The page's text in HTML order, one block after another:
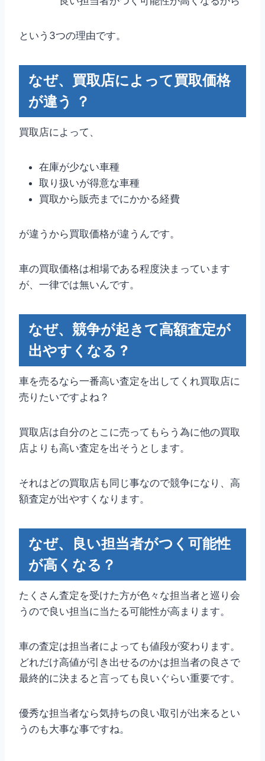
という3つの理由です。
なぜ、買取店によって買取価格
が違う ？
買取店によって、
在庫が少ない車種
取り扱いが得意な車種
買取から販売までにかかる経費
が違うから買取価格が違うんです。
車の買取価格は相場である程度決まっています
が、一律では無いんです。
なぜ、競争が起きて高額査定が
出やすくなる ?
車を売るなら一番高い査定を出してくれ買取店に
売りたいですよね？
買取店は自分のとこに売ってもらう為に他の買取
店よりも高い査定を出そうとします。
それはどの買取店も同じ事なので競争になり、高
額査定が出やすくなります。
なぜ、良い担当者がつく可能性
が高くなる？
たくさん査定を受けた方が色々な担当者と巡り会
うので良い担当に当たる可能性が高まります。
車の査定は担当者によっても値段が変わります。
どれだけ高値が引き出せるのかは担当者の良さで
最終的に決まると言っても良いぐらい重要です。
優秀な担当者なら気持ちの良い取引が出来るとい
うのも大事な事ですね。